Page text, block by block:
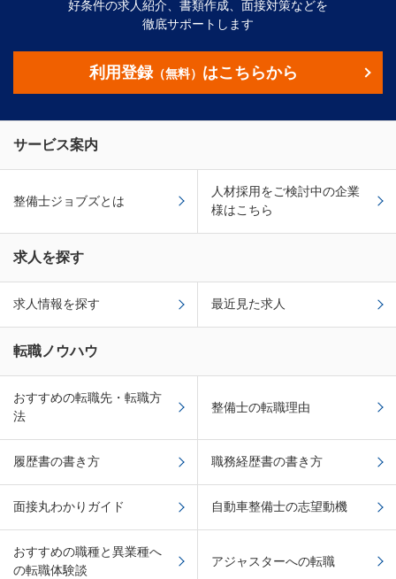
好条件の求人紹介、書類作成、面接対策などを
徹底サポートします
利用登録（無料） はこちらから
サービス案内
整備士ジョブズとは
人材採用をご検討中の企業
様はこちら
求人を探す
求人情報を探す 最近見た求人
転職ノウハウ
おすすめの転職先・転職方
法
整備士の転職理由
履歴書の書き方 職務経歴書の書き方
面接丸わかりガイド 自動車整備士の志望動機
おすすめの職種と異業種へ
の転職体験談
アジャスターへの転職